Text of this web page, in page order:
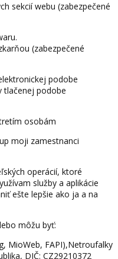
sekcií webu (zabezpečené
(zabezpečené
podobe
tlačenej podobe
osobám
moji zamestnanci
operácií, ktoré
služby a aplikácie
ešte lepšie ako ja a na
môžu byť:
MioWeb, FAPI),Netroufalky
DIČ: CZ29210372